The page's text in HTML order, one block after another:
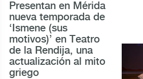
Presentan en Mérida
nueva temporada de
‘Ismene (sus
motivos)’ en Teatro
de la Rendija, una
actualización al mito
griego